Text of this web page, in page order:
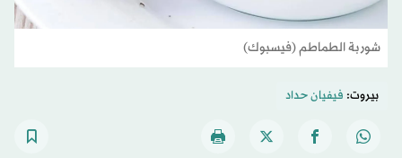
شوربة الطماطم (فيسبوك)
بيروت: فيفيان حداد